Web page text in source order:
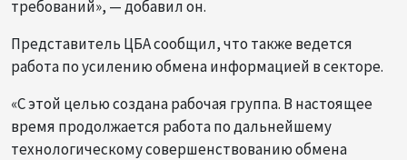
требований», — добавил он.
Представитель ЦБА сообщил, что также ведется
работа по усилению обмена информацией в секторе.
«С этой целью создана рабочая группа. В настоящее
время продолжается работа по дальнейшему
технологическому совершенствованию обмена